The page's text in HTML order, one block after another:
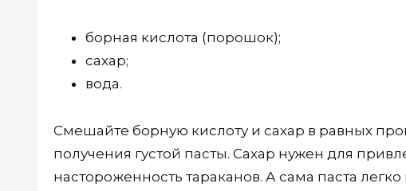
борная кислота (порошок);
сахар;
вода.
Смешайте борную кислоту и сахар в равных
получения густой пасты. Сахар нужен для
настороженность тараканов. А сама паста